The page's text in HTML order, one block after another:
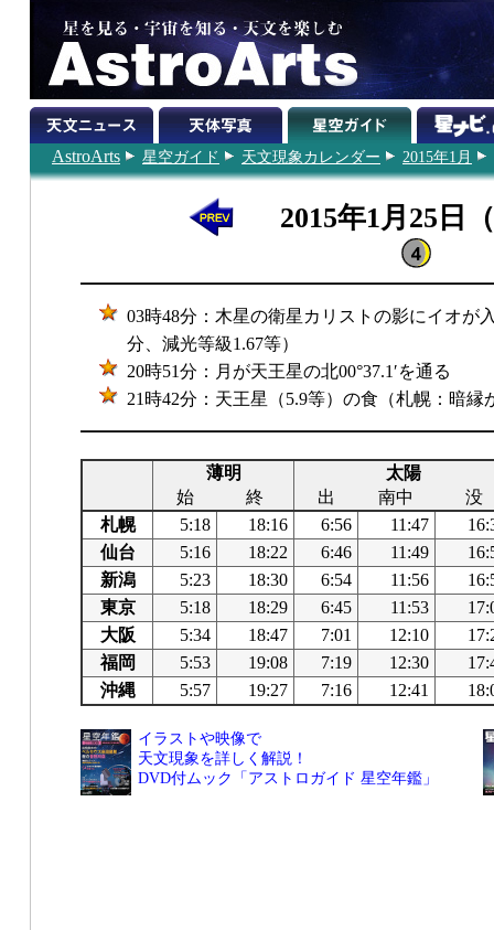
AstroArts 星空ガイド 天文現象カレンダー 2015年1月
2015年1月25日
03時48分：木星の衛星カリストの影にイオが
分、減光等級1.67等）
20時51分：月が天王星の北00°37.1′を通る
21時42分：天王星（5.9等）の食（札幌：暗縁
薄明
太陽
始
終 出 南中
没
札幌
5:18 18:16 6:56 11:47
仙台
5:16 18:22 6:46 11:49
新潟
5:23 18:30 6:54 11:56
東京
5:18 18:29 6:45 11:53
大阪
5:34 18:47 7:01 12:10
福岡
5:53 19:08 7:19 12:30
沖縄
5:57 19:27 7:16 12:41
イラストや映像で
天文現象を詳しく解説！
DVD付ムック「アストロガイド 星空年鑑」